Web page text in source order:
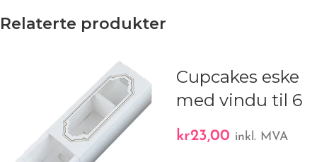
Relaterte produkter
Cupcakes eske
med vindu til 6
kr23,00 inkl. MVA